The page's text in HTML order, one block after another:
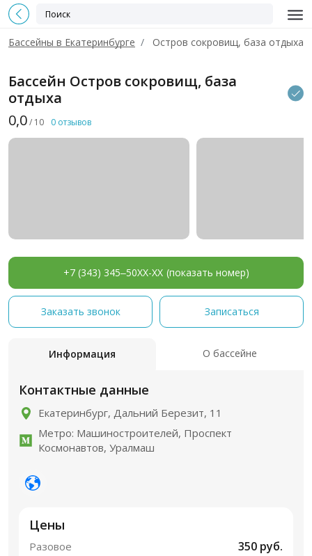
Бассейны в Екатеринбурге Остров сокровищ, база отдыха
Бассейн Остров сокровищ, база
отдыха
0,0/ 10 0 отзывов
+7 (343) 345‒50XX-XX (показать номер)
Заказать звонок Записаться
Информация О бассейне
Контактные данные
Екатеринбург, Дальний Березит, 11
Метро: Машиностроителей, Проспект
Космонавтов, Уралмаш
Цены
Разовое 350 руб.